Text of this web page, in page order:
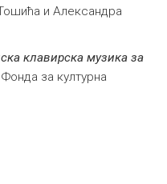
и Александра
клавирска музика за
за културна